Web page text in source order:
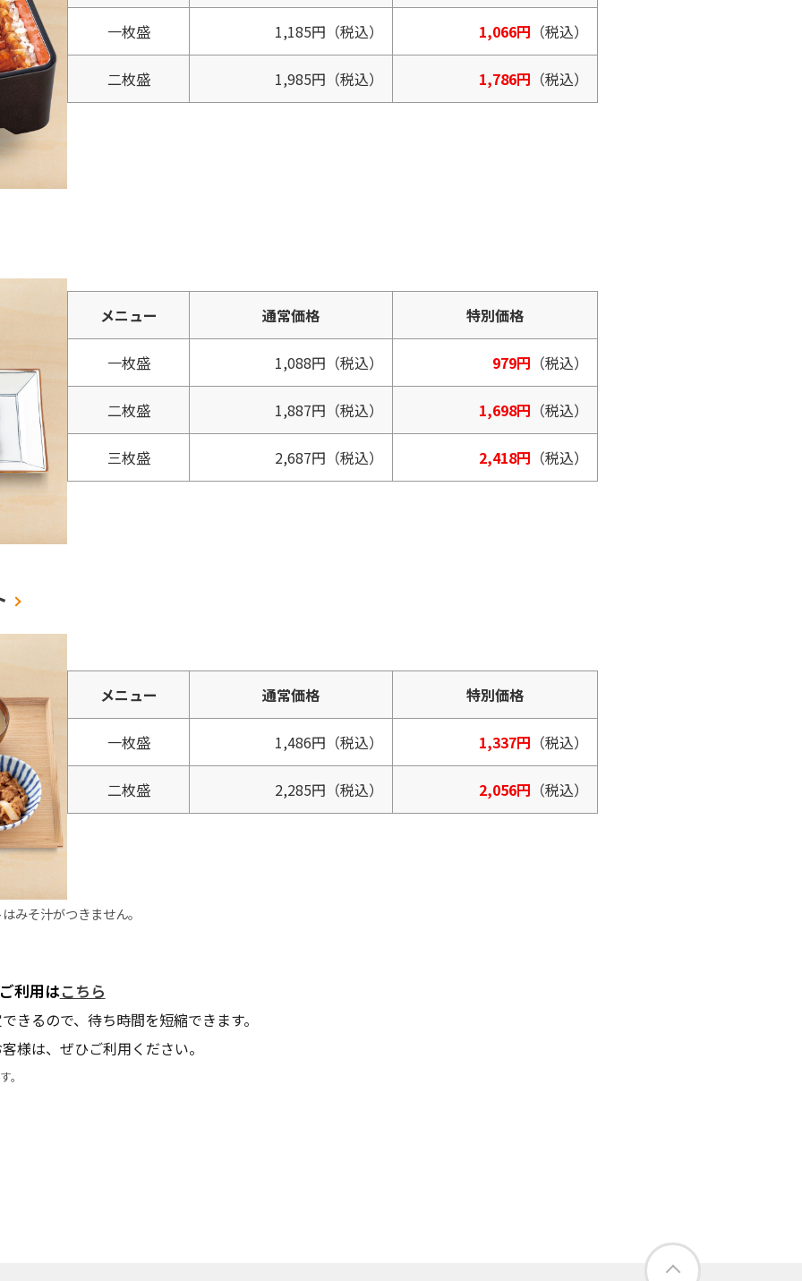
一枚盛 1,185円 （税込） 1,066円 （税込）
二枚盛 1,985円 （税込） 1,786円 （税込）
メニュー 通常価格 特別価格
一枚盛 1,088円 （税込） 979円 （税込）
二枚盛 1,887円 （税込） 1,698円 （税込）
三枚盛 2,687円 （税込） 2,418円 （税込）
メニュー 通常価格 特別価格
一枚盛 1,486円 （税込） 1,337円 （税込）
二枚盛 2,285円 （税込） 2,056円 （税込）
みそ汁がつきません。
利用はこちら
きるので、待ち時間を短縮できます。
様は、ぜひご利用ください。
。